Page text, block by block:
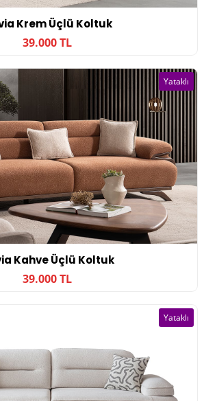
Krem Üçlü Koltuk
39.000 TL
Kahve Üçlü Koltuk
39.000 TL
Yataklı
Yataklı